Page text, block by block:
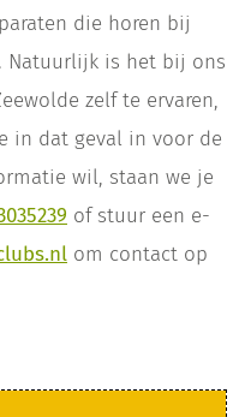
die horen bij
Natuurlijk is het bij ons
zelf te ervaren,
in dat geval in voor de
wil, staan we je
of stuur een e-
om contact op